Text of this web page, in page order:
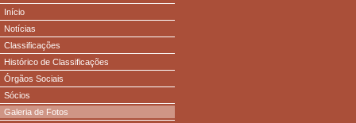
Início
Notícias
Classificações
Histórico de Classificações
Órgãos Sociais
Sócios
Galeria de Fotos